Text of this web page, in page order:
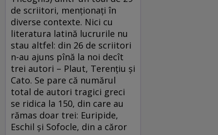
de scriitori, menţionaţi în
diverse contexte. Nici cu
literatura latină lucrurile nu
stau altfel: din 26 de scriitori
n-au ajuns pînă la noi decît
trei autori – Plaut, Terenţiu şi
Cato. Se pare că numărul
total de autori tragici greci
se ridica la 150, din care au
rămas doar trei: Euripide,
Eschil şi Sofocle, din a căror